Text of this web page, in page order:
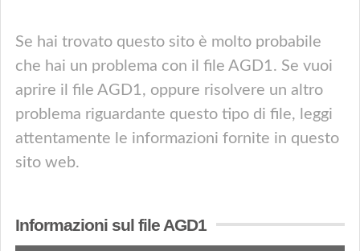
Se hai trovato questo sito è molto probabile
che hai un problema con il file AGD1. Se vuoi
aprire il file AGD1, oppure risolvere un altro
problema riguardante questo tipo di file, leggi
attentamente le informazioni fornite in questo
sito web.
Informazioni sul file AGD1